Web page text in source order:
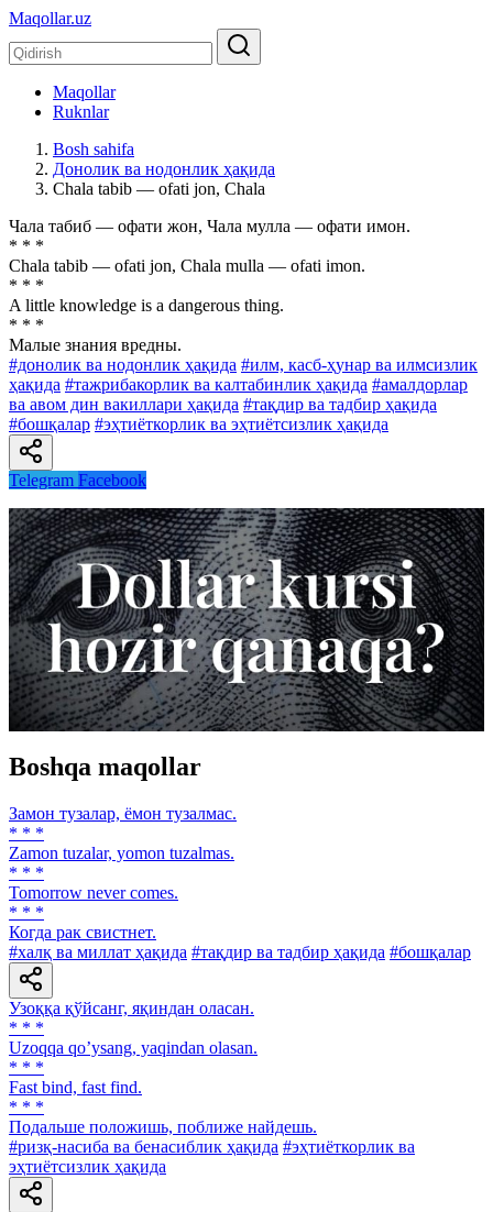
Maqollar.uz
Maqollar
Ruknlar
Bosh sahifa
Донолик ва нодонлик ҳақида
Chala tabib — ofati jon, Chala
Чала табиб — офати жон, Чала мулла — офати имон.
* * *
Chala tabib — ofati jon, Chala mulla — ofati imon.
* * *
A little knowledge is a dangerous thing.
* * *
Малые знания вредны.
#донолик ва нодонлик ҳақида #илм, касб-ҳунар ва илмсизлик
ҳақида #тажрибакорлик ва калтабинлик ҳақида #амалдорлар
ва авом дин вакиллари ҳақида #тақдир ва тадбир ҳақида
#бошқалар #эҳтиёткорлик ва эҳтиётсизлик ҳақида
Telegram Facebook
Boshqa maqollar
Замон тузалар, ёмон тузалмас.
* * *
Zamon tuzalar, yomon tuzalmas.
* * *
Tomorrow never comes.
* * *
Когда рак свистнет.
#халқ ва миллат ҳақида #тақдир ва тадбир ҳақида #бошқалар
Узоққа қўйсанг, яқиндан оласан.
* * *
Uzoqqa qoʼysang, yaqindan olasan.
* * *
Fast bind, fast find.
* * *
Подальше положишь, поближе найдешь.
#ризқ-насиба ва бенасиблик ҳақида #эҳтиёткорлик ва
эҳтиётсизлик ҳақида